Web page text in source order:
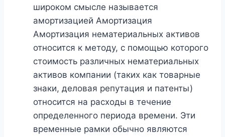
широком смысле называется
амортизацией Амортизация
Амортизация нематериальных активов
относится к методу, с помощью которого
стоимость различных нематериальных
активов компании (таких как товарные
знаки, деловая репутация и патенты)
относится на расходы в течение
определенного периода времени. Эти
временные рамки обычно являются